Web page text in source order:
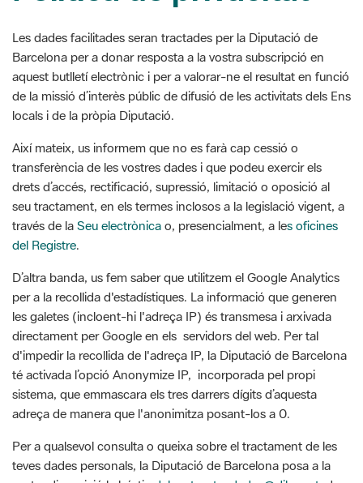
aquest butlletí electrònic i per a valorar-ne el resultat en funció
de la missió d’interès públic de difusió de les activitats dels Ens
locals i de la pròpia Diputació.
Així mateix, us informem que no es farà cap cessió o
transferència de les vostres dades i que podeu exercir els
drets d’accés, rectificació, supressió, limitació o oposició al
seu tractament, en els termes inclosos a la legislació vigent, a
través de laSeu electrònicao, presencialment, a les oficines
del Registre.
D’altra banda, us fem saber que utilitzem el Google Analytics
per a la recollida d'estadístiques. La informació que generen
les galetes (incloent-hi l'adreça IP) és transmesa i arxivada
directament per Google en els servidors del web. Per tal
d'impedir la recollida de l'adreça IP, la Diputació de Barcelona
té activada l’opció Anonymize IP, incorporada pel propi
sistema, que emmascara els tres darrers dígits d’aquesta
adreça de manera que l'anonimitza posant-los a 0.
Per a qualsevol consulta o queixa sobre el tractament de les
teves dades personals, la Diputació de Barcelona posa a la
vostra disposició la bústia delegatprotecdades@diba.cat , des
d’on us atendrà el Delegat de Protecció de Dades.